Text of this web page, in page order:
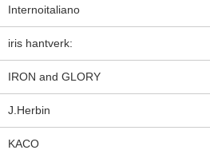
Internoitaliano
iris hantverk:
IRON and GLORY
J.Herbin
KACO